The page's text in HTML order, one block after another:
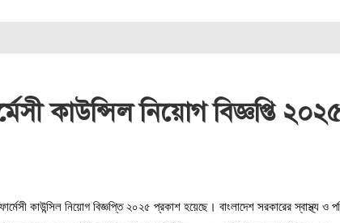
কাউন্সিল নিয়োগ বিজ্ঞপ্তি
কাউন্সিল নিয়োগ বিজ্ঞপ্তি ২০২৫ প্রকাশ হয়েছে। বাংলাদেশ সরকারের স্বাস্থ্য ও